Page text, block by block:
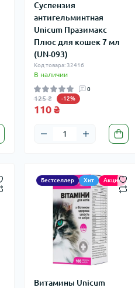
Суспензия
антигельминтная
Unicum Празимакс
Плюс для кошек 7 мл
(UN-093)
Код товара: 32416
В наличии
0
125 ₴ -12%
110 ₴
Бестселлер Хит Акция
Витамины Unicum